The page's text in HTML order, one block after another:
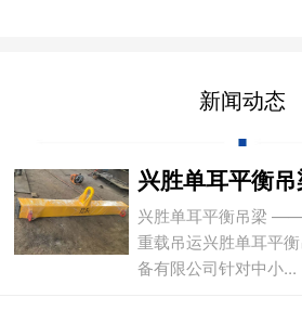
新闻动态
兴胜单耳平衡吊梁
重载吊运兴胜单耳平
备有限公司针对中小...